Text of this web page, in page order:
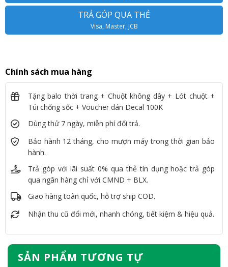
TRẢ GÓP QUA THẺ
Visa, Master, JCB
Chính sách mua hàng
Tặng balo thời trang + Chuột không dây + Lót chuột +
Túi chống sốc + Voucher dán Decal 100K
Dùng thử 7 ngày, miễn phí đổi trả.
Bảo hành 12 tháng, cho mượn máy trong thời gian bảo
hành.
Trả góp với lãi suất 0% qua thẻ tín dụng hoặc trả góp
qua ngân hàng chỉ với CMND + BLX.
Giao hàng toàn quốc, hỗ trợ ship COD.
Nhận thu cũ đổi mới, nhanh chóng, tiết kiệm & hiệu quả.
SẢN PHẨM TƯƠNG TỰ